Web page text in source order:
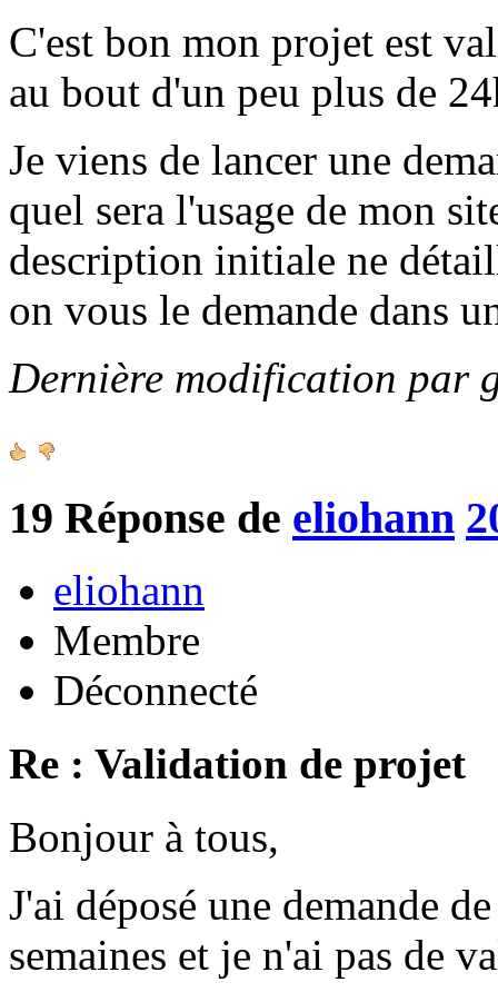
C'est bon mon projet est
au bout d'un peu plus de
Je viens de lancer une
quel sera l'usage de mon
description initiale ne
on vous le demande dans
Dernière modification par
19 Réponse de eliohann
eliohann
Membre
Déconnecté
Re : Validation de projet
Bonjour à tous,
J'ai déposé une demande
semaines et je n'ai pas de